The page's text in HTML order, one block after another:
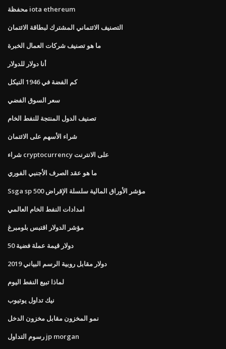
محفظة iota ethereum
التصنيف الائتماني المشترك لبطاقة الائتمان
ما هو تصنيف شركات العمال الخبرة
أنا دولار للدولار
كم الفضة في 1946 النيكل
سعر السوق الفضي
تصنيف الدول المنتجة للنفط الخام
شراء الأسهم على الائتمان
شراء cryptocurrency على الانترنت
ما هو عقد الصرف الأجنبي الفوري
Ssga sp 500 مؤشر الأوراق المالية سلسلة الإقراض
امدادات النفط الخام العالمي
مؤشر الدولار اقتبس بلومبرغ
50 دولار قيمة عملة فضية
دولار مقابل روبية الرسم البياني 2019
لماذا تبيع النفط اليوم
نيك تداول يوتيوب
نمو المخزون مقابل مخزون الدخل
رسوم التداول jp morgan